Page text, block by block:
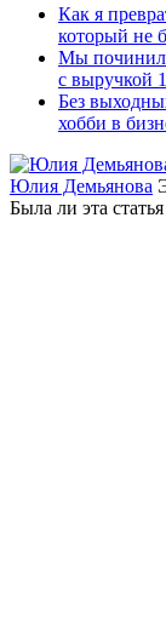
Как я
который не
Мы
с выручкой
Без
хобби в
Юлия Демьянова
Была ли эта